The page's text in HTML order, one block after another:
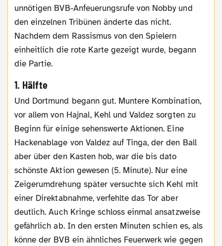
unnötigen BVB-Anfeuerungsrufe von Nobby und
den einzelnen Tribünen änderte das nicht.
Nachdem dem Rassismus von den Spielern
einheitlich die rote Karte gezeigt wurde, begann
die Partie.
1. Hälfte
Und Dortmund begann gut. Muntere Kombination,
vor allem von Hajnal, Kehl und Valdez sorgten zu
Beginn für einige sehenswerte Aktionen. Eine
Hackenablage von Valdez auf Tinga, der den Ball
aber über den Kasten hob, war die bis dato
schönste Aktion gewesen (5. Minute). Nur eine
Zeigerumdrehung später versuchte sich Kehl mit
einer Direktabnahme, verfehlte das Tor aber
deutlich. Auch Kringe schloss einmal ansatzweise
gefährlich ab. In den ersten Minuten schien es, als
könne der BVB ein ähnliches Feuerwerk wie gegen